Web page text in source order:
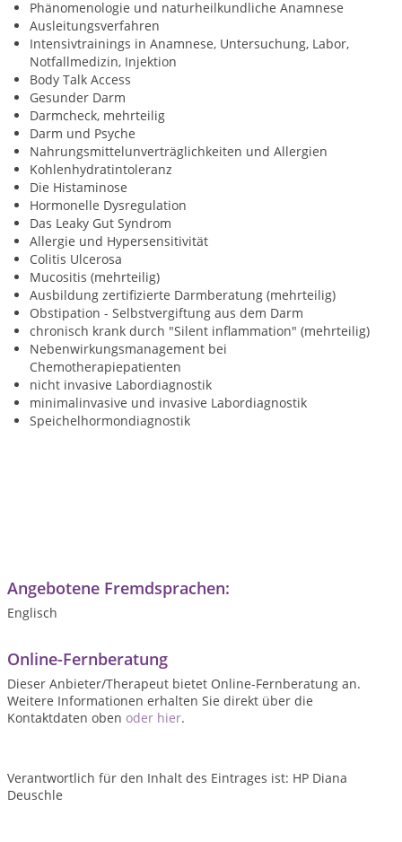
Phänomenologie und naturheilkundliche Anamnese
Ausleitungsverfahren
Intensivtrainings in Anamnese, Untersuchung, Labor,
Notfallmedizin, Injektion
Body Talk Access
Gesunder Darm
Darmcheck, mehrteilig
Darm und Psyche
Nahrungsmittelunverträglichkeiten und Allergien
Kohlenhydratintoleranz
Die Histaminose
Hormonelle Dysregulation
Das Leaky Gut Syndrom
Allergie und Hypersensitivität
Colitis Ulcerosa
Mucositis (mehrteilig)
Ausbildung zertifizierte Darmberatung (mehrteilig)
Obstipation - Selbstvergiftung aus dem Darm
chronisch krank durch "Silent inflammation" (mehrteilig)
Nebenwirkungsmanagement bei
Chemotherapiepatienten
nicht invasive Labordiagnostik
minimalinvasive und invasive Labordiagnostik
Speichelhormondiagnostik
Angebotene Fremdsprachen:
Englisch
Online-Fernberatung
Dieser Anbieter/Therapeut bietet Online-Fernberatung an.
Weitere Informationen erhalten Sie direkt über die
Kontaktdaten oben oder hier.
Verantwortlich für den Inhalt des Eintrages ist: HP Diana
Deuschle